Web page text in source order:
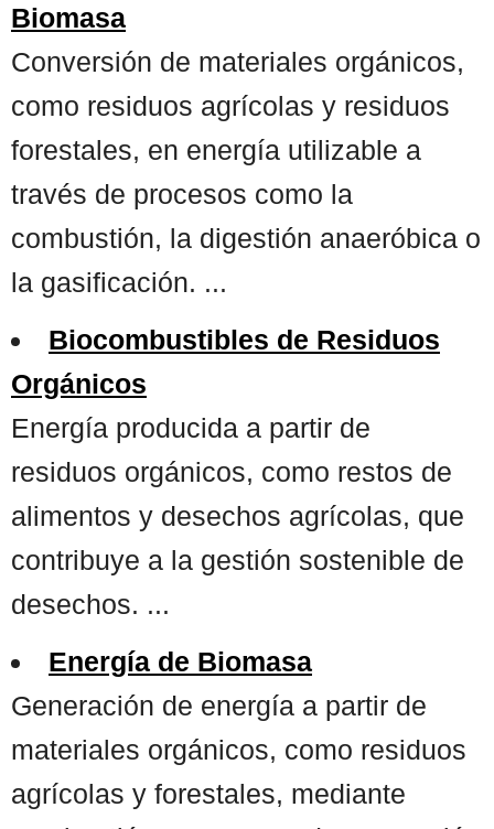
Biomasa
Conversión de materiales orgánicos,
como residuos agrícolas y residuos
forestales, en energía utilizable a
través de procesos como la
combustión, la digestión anaeróbica o
la gasificación. ...
Biocombustibles de Residuos
Orgánicos
Energía producida a partir de
residuos orgánicos, como restos de
alimentos y desechos agrícolas, que
contribuye a la gestión sostenible de
desechos. ...
Energía de Biomasa
Generación de energía a partir de
materiales orgánicos, como residuos
agrícolas y forestales, mediante